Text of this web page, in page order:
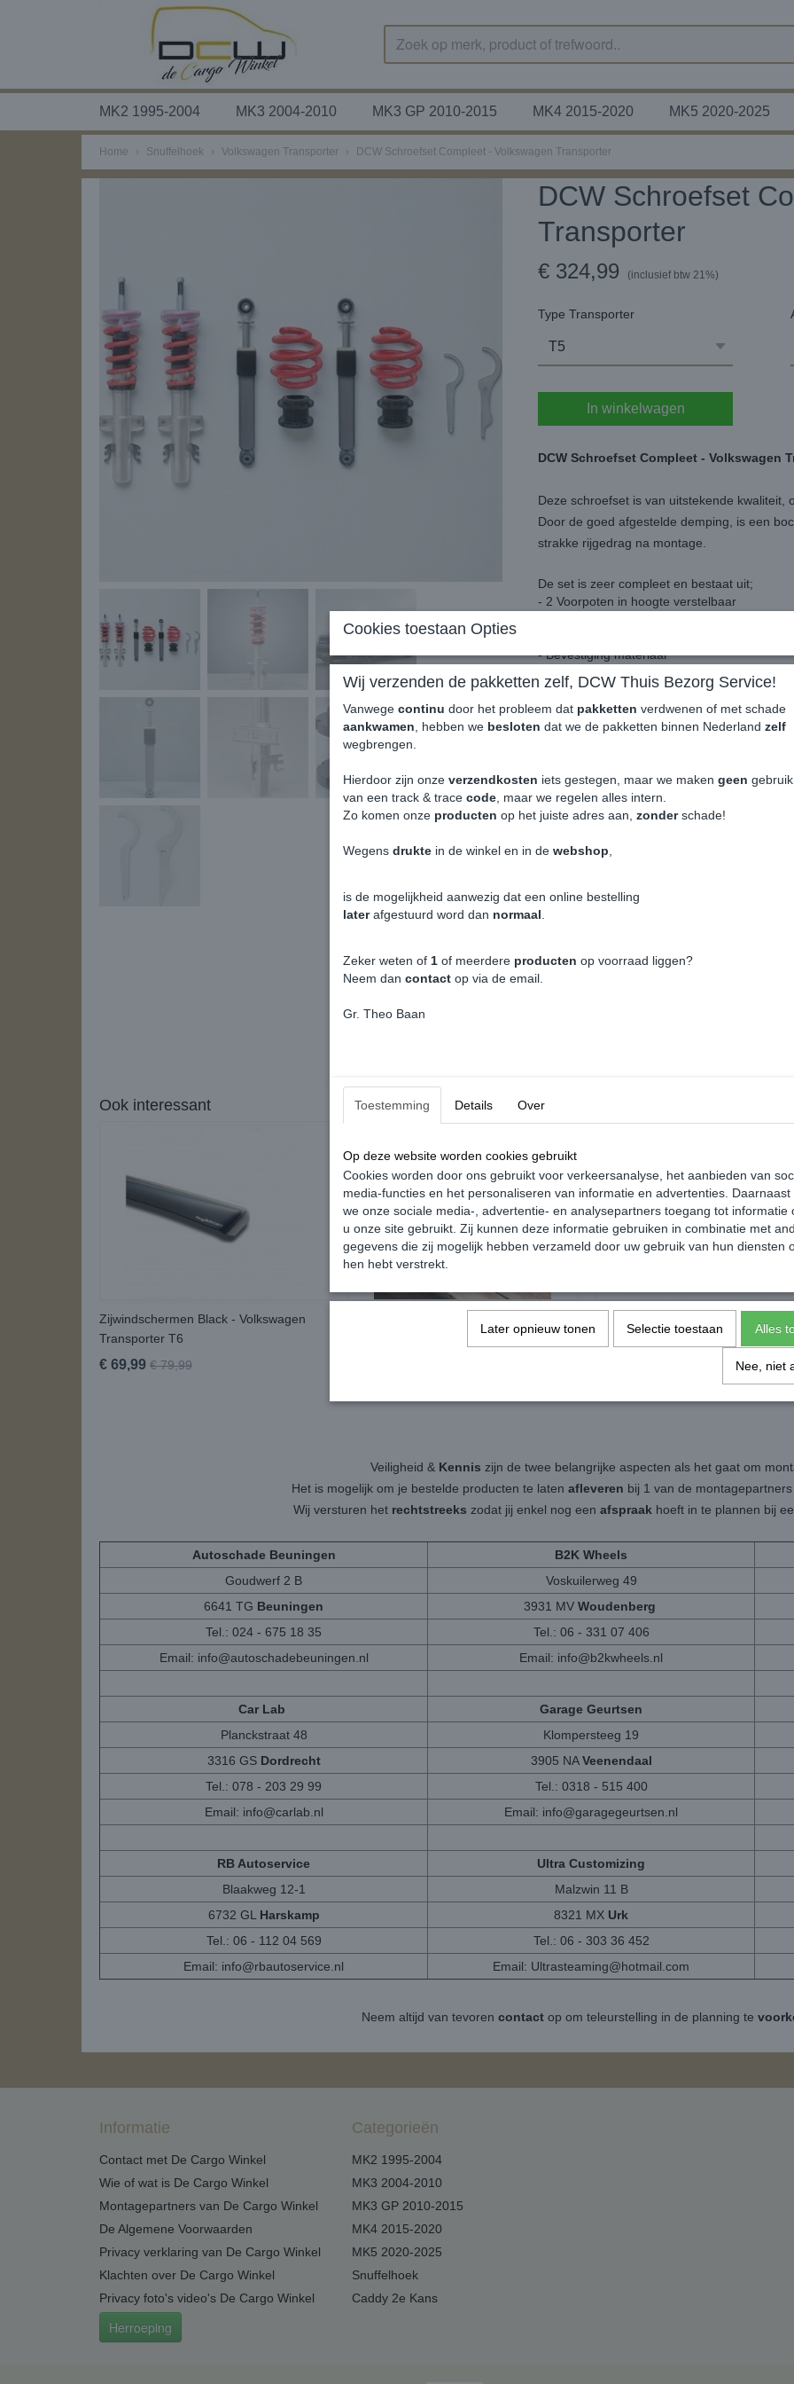
MK2 1995-2004 MK3 2004-2010 MK3 GP 2010-2015 MK4 2015-2020 MK5 2020-2025
Home › Snuffelhoek › Volkswagen Transporter › DCW Schroefset Compleet - Volkswagen Transporter
DCW Schroefset
Transporter
€ 324,99 (inclusief btw 21%)
Type Transporter
In winkelwagen
DCW Schroefset Compleet - Volkswagen
Deze schroefset is van uitstekende kwaliteit,
Door de goed afgestelde demping, is een
strakke rijgedrag na montage.
De set is zeer compleet en bestaat uit;
- 2 Voorpoten in hoogte verstelbaar
- Bevestiging materiaal
- TüV Certificaat
De voorzijde is instelbaar van 45 tot 70 mm
De achterzijde is instelbaar van 45 tot 70 mm
Deze uitvoering betreft de versterkte en
Belasting is hierdoor hoger dan de normale
Instelbaar VA 45 - 70 mm / AA 45 - 70 mm
Maximale Aslasten vanaf voor 1710 Kg
§19.3 Goedkeuring
Geschikt voor 1.9TDI, 2.0TDI & 2.5TDI
Betreft normaal gesproken een voorraad
contact opnemen.
DCW Schroefset Compleet - Volkswagen
Ook interessant
Zijwindschermen Black - Volkswagen
Transporter T6
€ 69,99 € 79,99
Veiligheid & Kennis zijn de twee belangrijke aspecten als het gaat om
Het is mogelijk om je bestelde producten te laten afleveren bij 1 van de
Wij versturen het rechtstreeks zodat jij enkel nog een afspraak hoeft in te plannen bij
Autoschade Beuningen B2K Wheels
Goudwerf 2 B
Voskuilerweg 49
6641 TG Beuningen 3931 MV Woudenberg
Tel.: 024 - 675 18 35
Tel.: 06 - 331 07 406
Email: info@autoschadebeuningen.nl Email: info@b2kwheels.nl
Car Lab Garage Geurtsen
Planckstraat 48
Klompersteeg 19
3316 GS Dordrecht 3905 NAVeenendaal
Tel.: 078 - 203 29 99
Tel.: 0318 - 515 400
Email: info@carlab.nl Email: info@garagegeurtsen.nl
RB Autoservice Ultra Customizing
Blaakweg 12-1
Malzwin 11 B
6732 GL Harskamp 8321 MX Urk
Tel.: 06 - 112 04 569
Tel.: 06 - 303 36 452
Email: info@rbautoservice.nl Email: Ultrasteaming@hotmail.com
Neem altijd van tevoren contact op om teleurstelling in de planning te
Informatie
Contact met De Cargo Winkel
Wie of wat is De Cargo Winkel
Montagepartners van De Cargo Winkel
De Algemene Voorwaarden
Privacy verklaring van De Cargo Winkel
Klachten over De Cargo Winkel
Privacy foto's video's De Cargo Winkel
Herroeping
Categorieën
MK2 1995-2004
MK3 2004-2010
MK3 GP 2010-2015
MK4 2015-2020
MK5 2020-2025
Snuffelhoek
Caddy 2e Kans
Cookies toestaan Opties
Wij verzenden de pakketten zelf, DCW Thuis Bezorg Service!
Vanwege continu door het probleem dat pakketten verdwenen of met schade
aankwamen , hebben we besloten dat we de pakketten binnen Nederland zelf
wegbrengen.
Hierdoor zijn onze verzendkosten iets gestegen, maar we maken geen
van een track & trace code , maar we regelen alles intern.
Zo komen onze producten op het juiste adres aan, zonderschade!
Wegens drukte in de winkel en in de webshop
is de mogelijkheid aanwezig dat een online bestelling
laterafgestuurd word dan normaal
Zeker weten of 1 of meerdere producten op voorraad liggen?
Neem dan contact op via de email.
Gr. Theo Baan
Toestemming Details Over
Op deze website worden cookies gebruikt
Cookies worden door ons gebruikt voor verkeersanalyse, het aanbieden van
media-functies en het personaliseren van informatie en advertenties. Daarnaast
we onze sociale media-, advertentie- en analysepartners toegang tot informatie
u onze site gebruikt. Zij kunnen deze informatie gebruiken in combinatie met
gegevens die zij mogelijk hebben verzameld door uw gebruik van hun diensten
hen hebt verstrekt.
Later opnieuw tonen Selectie toestaan Alles
Nee, niet